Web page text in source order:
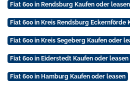
Fiat 600 in Rendsburg Kaufen oder leasen
Fiat 600 in Kreis Rendsburg Eckernförde
Fiat 600 in Kreis Segeberg Kaufen oder
Fiat 600 in Eiderstedt Kaufen oder leasen
Fiat 600 in Hamburg Kaufen oder leasen